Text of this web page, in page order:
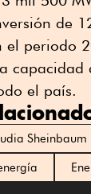
de
el periodo
capacidad
el país.
Sheinbaum